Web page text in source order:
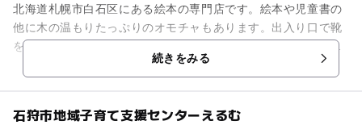
北海道札幌市白石区にある絵本の専門店です。絵本や児童書の
他に木の温もりたっぷりのオモチャもあります。出入り口で靴
を脱いで、リラックスしながらさまざまな本を選ぶことができ
ます。店内にはイスも設置し...続きをみる
石狩市地域子育て支援センターえるむ